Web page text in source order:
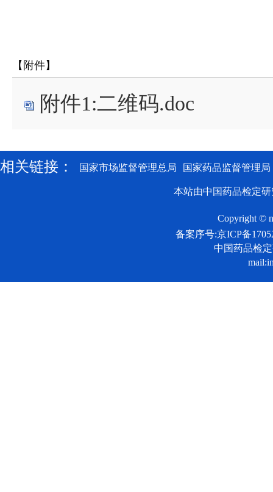
【附件】
附件1:二维码.doc
相关链接： 国家市场监督管理总局 国家药品监督管理局
本站由中国药品检定
Copyright ©
备案序号:京ICP备
中国药品检